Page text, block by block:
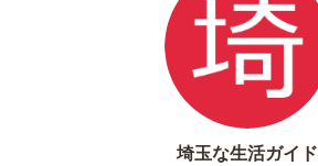
埼玉な生活ガイド